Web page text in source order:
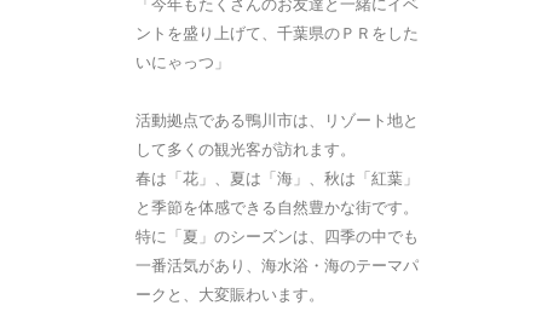
「今年もたくさんのお友達と一緒にイベ
ントを盛り上げて、千葉県のＰＲをした
いにゃっつ」
活動拠点である鴨川市は、リゾート地と
して多くの観光客が訪れます。
春は「花」、夏は「海」、秋は「紅葉」
と季節を体感できる自然豊かな街です。
特に「夏」のシーズンは、四季の中でも
一番活気があり、海水浴・海のテーマパ
ークと、大変賑わいます。